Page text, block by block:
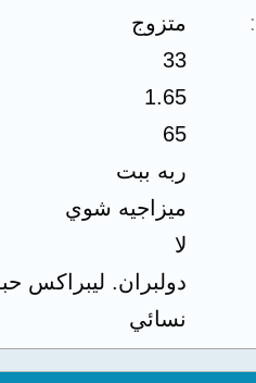
متزوج
33
1.65
65
ربه ببت
ميزاجيه شوي
لا
دولبران. ليبراكس
نسائي